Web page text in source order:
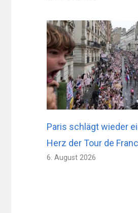
Paris schlägt wieder
Herz der Tour de
6. August 2026